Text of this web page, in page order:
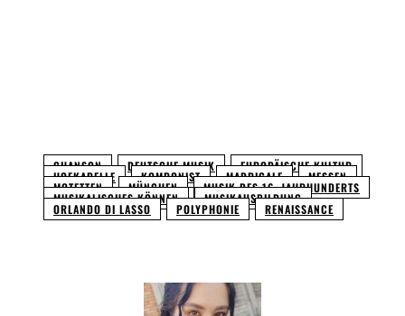
CHANSON DEUTSCHE MUSIK EUROPÄISCHE KULTUR
HOFKAPELLE KOMPONIST MADRIGALE MESSEN
MOTETTEN MÜNCHEN MUSIK DES 16. JAHRHUNDERTS
MUSIKALISCHES KÖNNEN MUSIKAUSBILDUNG
ORLANDO DI LASSO POLYPHONIE RENAISSANCE